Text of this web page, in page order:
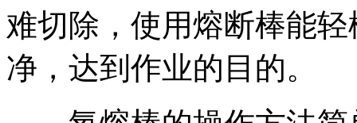
难切除，使用熔断棒能
净，达到作业的目的。